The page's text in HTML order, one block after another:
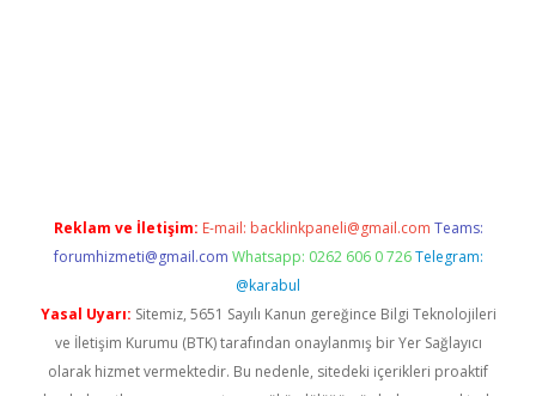
Reklam ve İletişim: E-mail: backlinkpaneli@gmail.com Teams:
forumhizmeti@gmail.com Whatsapp: 0262 606 0 726 Telegram:
@karabul
Yasal Uyarı: Sitemiz, 5651 Sayılı Kanun gereğince Bilgi Teknolojileri
ve İletişim Kurumu (BTK) tarafından onaylanmış bir Yer Sağlayıcı
olarak hizmet vermektedir. Bu nedenle, sitedeki içerikleri proaktif